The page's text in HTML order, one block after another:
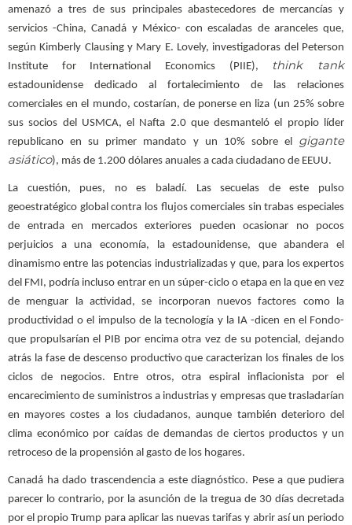
amenazó a tres de sus principales abastecedores de mercancías y
servicios -China, Canadá y México- con escaladas de aranceles que,
según Kimberly Clausing y Mary E. Lovely, investigadoras del Peterson
Institute for International Economics (PIIE),
think tank
estadounidense dedicado al fortalecimiento de las relaciones
comerciales en el mundo, costarían, de ponerse en liza (un 25% sobre
sus socios del USMCA, el Nafta 2.0 que desmanteló el propio líder
republicano en su primer mandato y un 10% sobre el gigante
asiático), más de 1.200 dólares anuales a cada ciudadano de EEUU.
La cuestión, pues, no es baladí. Las secuelas de este pulso
geoestratégico global contra los flujos comerciales sin trabas especiales
de entrada en mercados exteriores pueden ocasionar no pocos
perjuicios a una economía, la estadounidense, que abandera el
dinamismo entre las potencias industrializadas y que, para los expertos
del FMI, podría incluso entrar en un súper-ciclo o etapa en la que en vez
de menguar la actividad, se incorporan nuevos factores como la
productividad o el impulso de la tecnología y la IA -dicen en el Fondo-
que propulsarían el PIB por encima otra vez de su potencial, dejando
atrás la fase de descenso productivo que caracterizan los finales de los
ciclos de negocios. Entre otros, otra espiral inflacionista por el
encarecimiento de suministros a industrias y empresas que trasladarían
en mayores costes a los ciudadanos, aunque también deterioro del
clima económico por caídas de demandas de ciertos productos y un
retroceso de la propensión al gasto de los hogares.
Canadá ha dado trascendencia a este diagnóstico. Pese a que pudiera
parecer lo contrario, por la asunción de la tregua de 30 días decretada
por el propio Trump para aplicar las nuevas tarifas y abrir así un periodo